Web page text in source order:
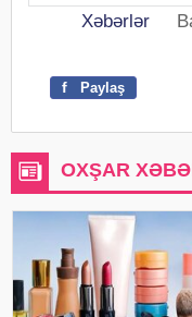
Xəbərlər
f Paylaş
OXŞAR